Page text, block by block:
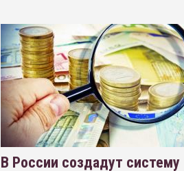
В России создадут систему